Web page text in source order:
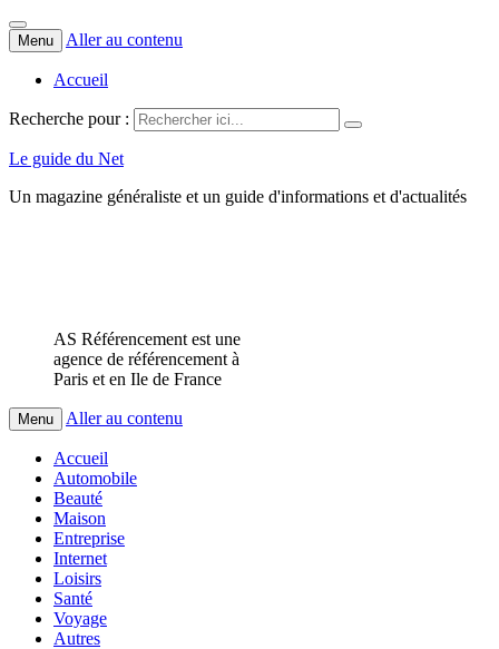
Menu Aller au contenu
Accueil
Recherche pour :
Le guide du Net
Un magazine généraliste et un guide d'informations et d'actualités
AS Référencement est une
agence de référencement à
Paris et en Ile de France
Menu Aller au contenu
Accueil
Automobile
Beauté
Maison
Entreprise
Internet
Loisirs
Santé
Voyage
Autres